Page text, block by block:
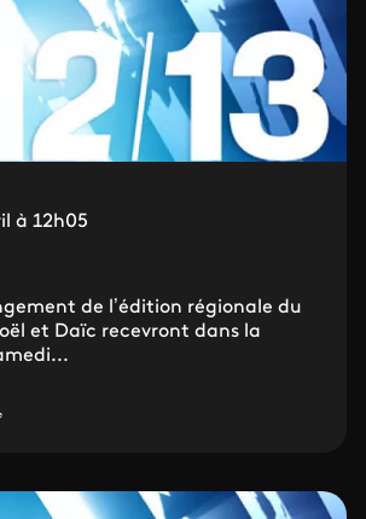
à 12h05
de l’édition régionale du
et Daïc recevront dans la